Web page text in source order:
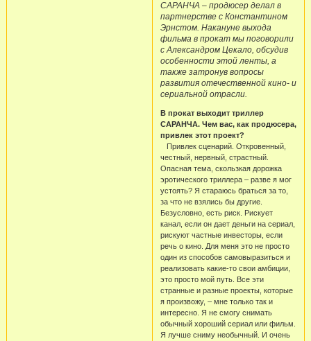
САРАНЧА – продюсер делал в
партнерстве с Константином
Эрнстом. Накануне выхода
фильма в прокат мы поговорили
с Александром Цекало, обсудив
особенности этой ленты, а
также затронув вопросы
развития отечественной кино- и
сериальной отрасли.
В прокат выходит триллер
САРАНЧА. Чем вас, как продюсера,
привлек этот проект?
Привлек сценарий. Откровенный,
честный, нервный, страстный.
Опасная тема, скользкая дорожка
эротического триллера – разве я мог
устоять? Я стараюсь браться за то,
за что не взялись бы другие.
Безусловно, есть риск. Рискует
канал, если он дает деньги на сериал,
рискуют частные инвесторы, если
речь о кино. Для меня это не просто
один из способов самовыразиться и
реализовать какие-то свои амбиции,
это просто мой путь. Все эти
странные и разные проекты, которые
я произвожу, – мне только так и
интересно. Я не смогу снимать
обычный хороший сериал или фильм.
Я лучше сниму необычный. И очень